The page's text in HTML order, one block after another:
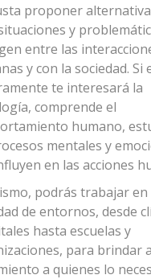
proponer
y
entre las
y con la sociedad. Si
te interesará la
comprende el
humano,
mentales y
en las acciones
podrás trabajar en
de entornos, desde
hasta escuelas y
para brindar
a quienes lo